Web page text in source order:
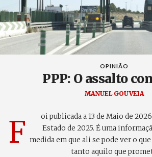
OPINIÃO
PPP: O assalto
MANUEL GOUVEIA
F
oi publicada a 13 de Maio de
Estado de 2025. É uma
medida em que ali se pode ver o
tanto aquilo que